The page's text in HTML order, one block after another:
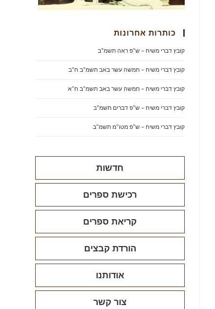
כותרות אחרונות
קובץ דברי משיח – ש"פ ראה תשמ"ב
קובץ דברי משיח – חמשה עשר באב תשמ"ב ח"ב
קובץ דברי משיח – חמשה עשר באב תשמ"ב ח"א
קובץ דברי משיח – ש"פ דברים תשמ"ב
קובץ דברי משיח – ש"פ מטו"מ תשמ"ב
חדשות
רכישת ספרים
קריאת ספרים
הורדת קבצים
אודותנו
צור קשר